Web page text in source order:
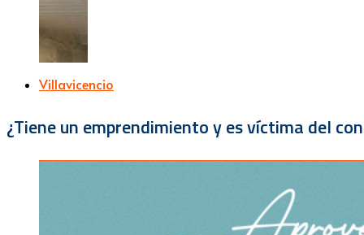
Villavicencio
¿Tiene un emprendimiento y es víctima del